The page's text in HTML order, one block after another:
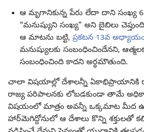
ఆ మృగానికున్న పేరు లేదా దాని సంఖ్య
“మనుష్యుని సంఖ్య” అని బైబిలు
ఆ మాటను బట్టి, ప్రకటన 13వ
మనుష్యులకు సంబంధించిందేనని,
సంబంధించింది కాదని అర్థమౌతుంది.
చాలా విషయాల్లో దేశాలన్నీ ఏకాభిప్రాయానికి
రాజ్య పరిపాలనకు లోబడకుండా తామే
విషయంలో మాత్రం అవన్నీ ఒక్కమాట మీద
హార్‌మెగిద్దోనులో ఆ దేశాలు కొన్ని శక్తులతో